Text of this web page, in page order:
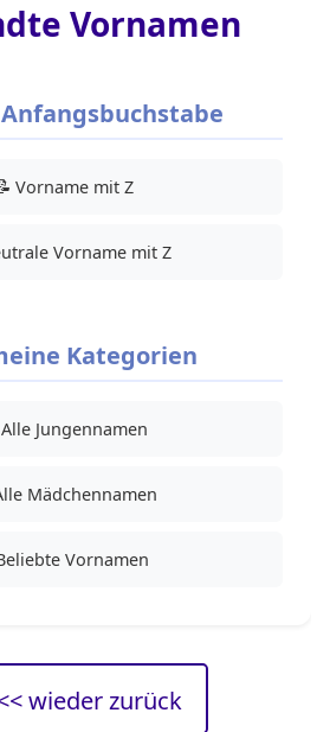
Vornamen
Vorname mit Z
Vorname mit Z
Kategorien
Alle Jungennamen
Mädchennamen
Vornamen
wieder zurück